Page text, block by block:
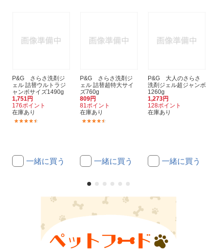
P&G さらさ洗剤ジ
ェル 詰替ウルトラジ
ャンボサイズ1490g
1,751円
176ポイント
在庫あり
一緒に買う
P&G さらさ洗剤ジ
ェル 詰替超特大サイ
ズ760g
809円
81ポイント
在庫あり
一緒に買う
P&G 大人のさらさ
洗剤ジェル超ジャンボ
1260g
1,273円
128ポイント
在庫あり
一緒に買う